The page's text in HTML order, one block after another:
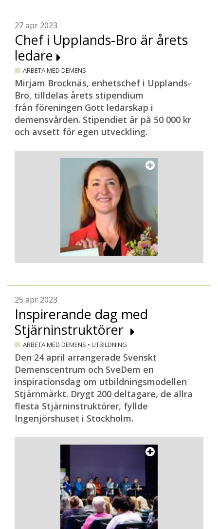
27 apr 2023
Chef i Upplands-Bro är årets
ledare
ARBETA MED DEMENS
Mirjam Brocknäs, enhetschef i Upplands-
Bro, tilldelas årets stipendium
från föreningen Gott ledarskap i
demensvården. Stipendiet är på 50 000 kr
och avsett för egen utveckling.
25 apr 2023
Inspirerande dag med
Stjärninstruktörer
ARBETA MED DEMENS • UTBILDNING
Den 24 april arrangerade Svenskt
Demenscentrum och SveDem en
inspirationsdag om utbildningsmodellen
Stjärnmärkt. Drygt 200 deltagare, de allra
flesta Stjärninstruktörer, fyllde
Ingenjörshuset i Stockholm.